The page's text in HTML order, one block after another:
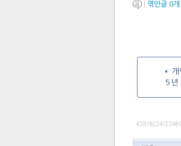
엮인글 0개
* 개
5년
459개(24/23페